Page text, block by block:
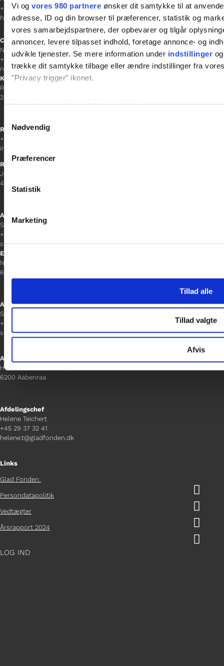
Vi og vores 980 partnere ønsker dit samtykke til at
adresse, ID og din browser til præferencer, statistik og
vores samarbejdspartnere, der opbevarer og tilgår
annoncer, levere tilpasset indhold, foretage annonce- og
udvikle tjenester. Se mere information under indstillinger
trække dit samtykke tilbage eller ændre indstillinger fra
"Privacy trigger" ikonet.
Vi bruger cookies til at tilpasse vores indhold og annoncer,
data med andre oplysninger, du har givet dem, eller som de
Nødvendig
Præferencer
Statistik
Marketing
Tillad alle
Tillad valgte
Afvis
+45 30 20 68 35
hanne@gladfonden.dk
Chefredaktør
Nathalie Bitton
+45 26 25 17 65
nathalie@tv-glad.dk
København
Rentemestervej 45-47
2400 NV
Receptionen
+45 38 12 01 00
information@gladfonden.dk
Ringsted
Jernbanevej 8
4100 Ringsted
Afdelingschef
Sacha Lohmann Weiss
+45 40 27 91 11
sacha.lw@gladfonden.dk
Esbjerg
Norgesgade 1, 2. sal
6700 Esbjerg
Afdelingschef
Sanne Hansen
+45 23 69 19 35
sanne.h@gladfonden.dk
Aabenraa
H P Hanssens Gade 23, 2.
6200 Aabenraa
Afdelingschef
Helene Teichert
+45 29 37 32 41
helene.t@gladfonden.dk
Links
Glad Fonden
Persondatapolitik
Vedtægter
Årsrapport 2024
LOG IND



